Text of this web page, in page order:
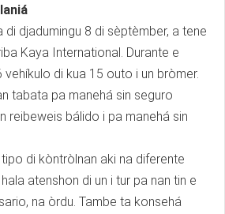
di djadumingu 8 di sèptèmber, a tene
Kaya International. Durante e
di kua 15 outo i un bròmer.
tabata pa manehá sin seguro
reibeweis bálido i pa manehá sin
di kòntròlnan aki na diferente
atenshon di un i tur pa nan tin e
na òrdu. Tambe ta konsehá